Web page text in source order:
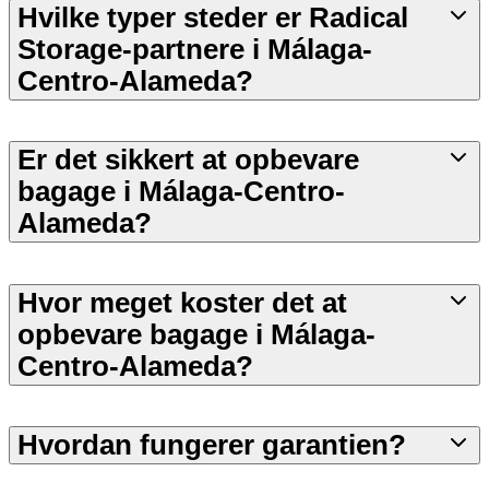
Hvilke typer steder er Radical
Storage-partnere i Málaga-
Centro-Alameda?
Er det sikkert at opbevare
bagage i Málaga-Centro-
Alameda?
Hvor meget koster det at
opbevare bagage i Málaga-
Centro-Alameda?
Hvordan fungerer garantien?